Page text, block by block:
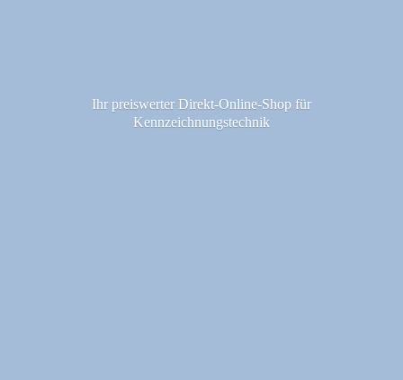
Ihr preiswerter Direkt-Online-Shop für
Kennzeichnungstechnik